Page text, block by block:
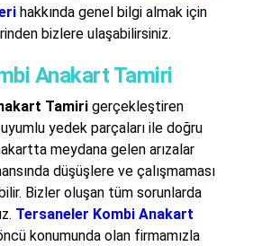
hakkında genel bilgi almak için
bizlere ulaşabilirsiniz.
Anakart Tamiri
Tamiri gerçekleştiren
yedek parçaları ile doğru
meydana gelen arızalar
düşüşlere ve çalışmaması
Bizler oluşan tüm sorunlarda
Tersaneler Kombi Anakart
konumunda olan firmamızla